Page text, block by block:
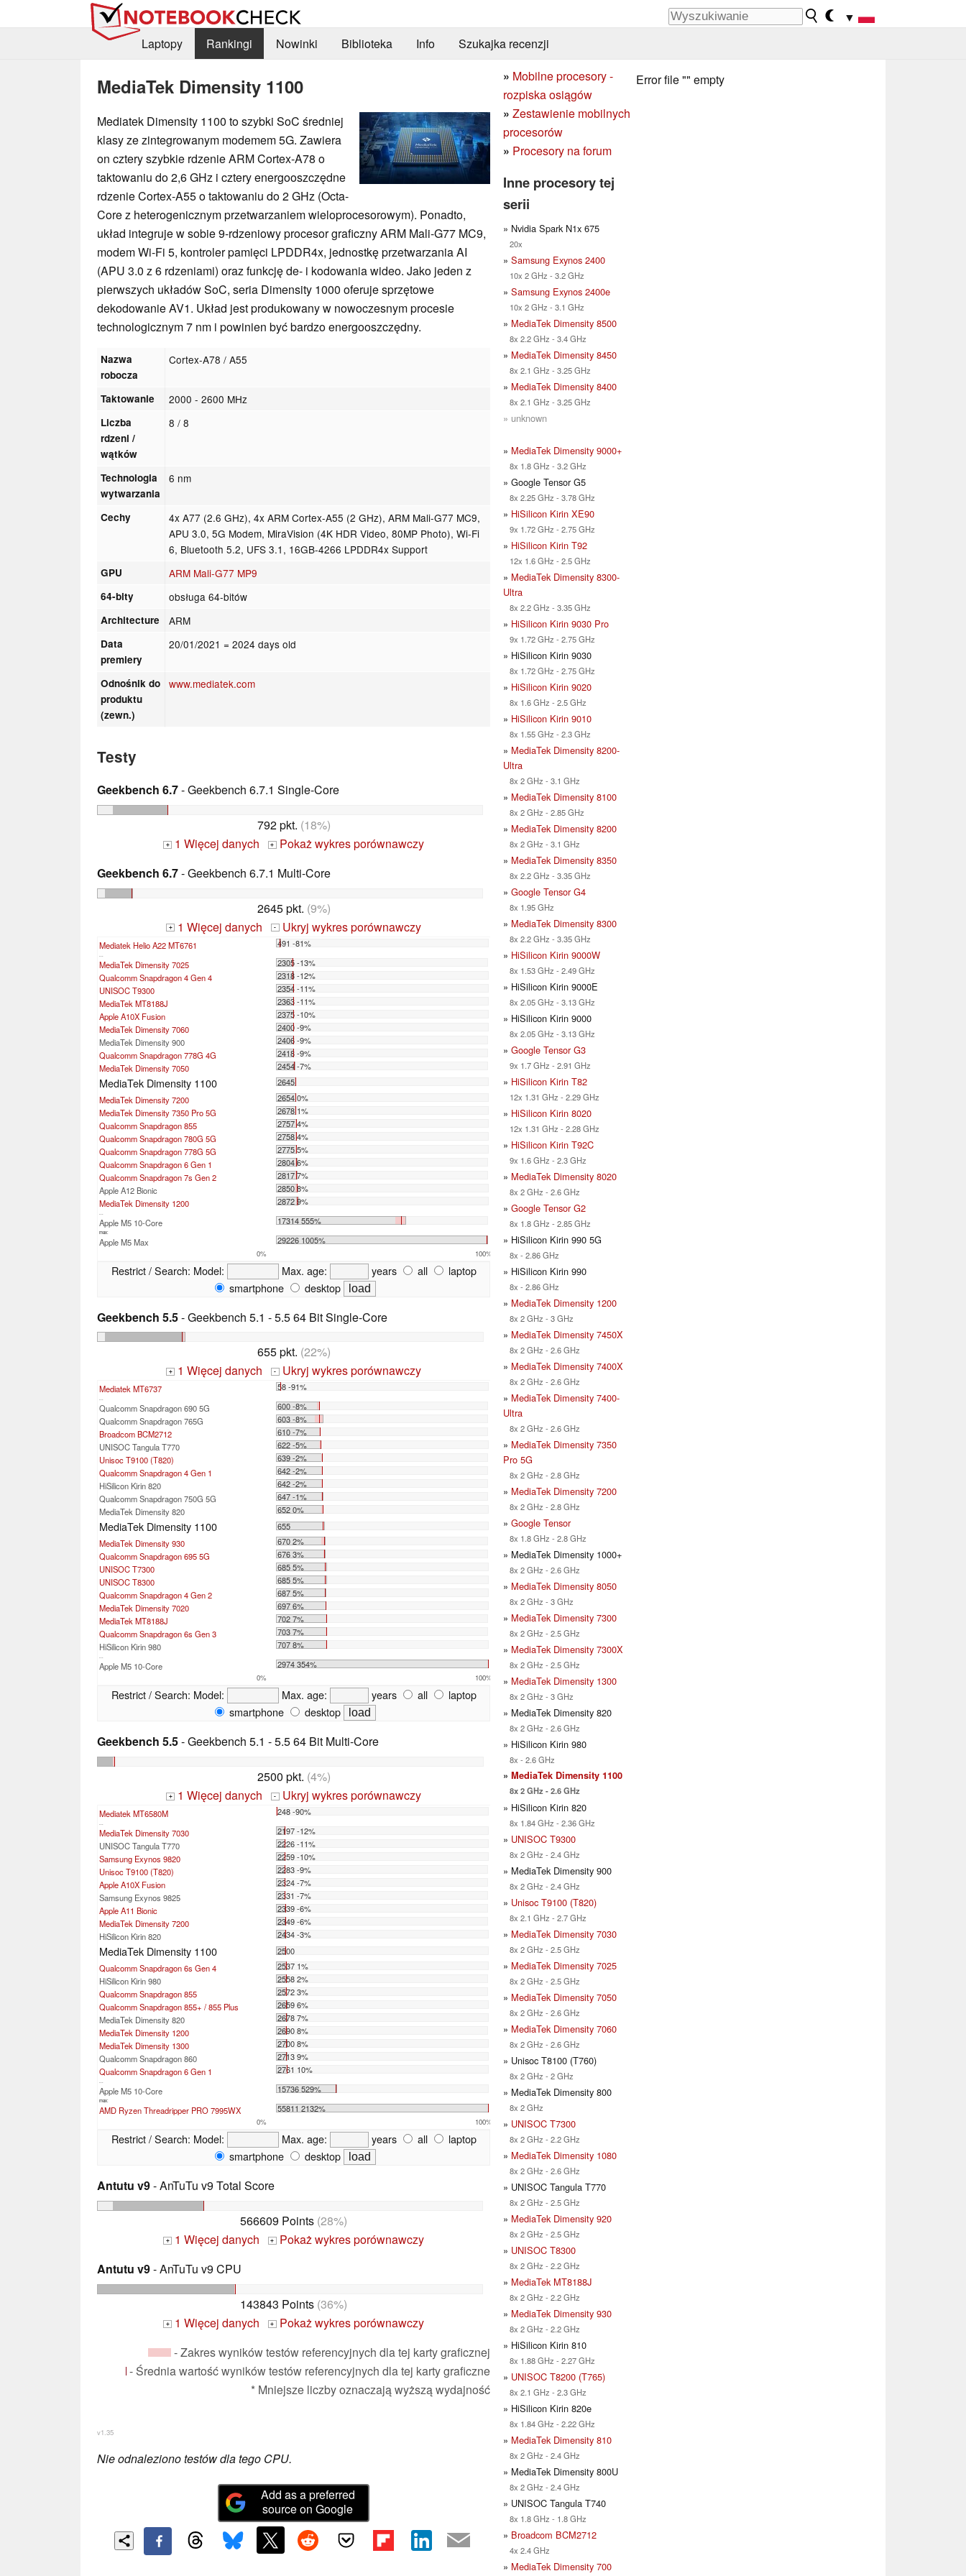
▼
Laptopy
Rankingi Nowinki Biblioteka Info Szukajka recenzji
MediaTek Dimensity 1100
Mediatek Dimensity 1100 to szybki SoC średniej
klasy ze zintegrowanym modemem 5G. Zawiera
on cztery szybkie rdzenie ARM Cortex-A78 o
taktowaniu do 2,6 GHz i cztery energooszczędne
rdzenie Cortex-A55 o taktowaniu do 2 GHz (Octa-
Core z heterogenicznym przetwarzaniem wieloprocesorowym). Ponadto,
układ integruje w sobie 9-rdzeniowy procesor graficzny ARM Mali-G77 MC9,
modem Wi-Fi 5, kontroler pamięci LPDDR4x, jednostkę przetwarzania AI
(APU 3.0 z 6 rdzeniami) oraz funkcję de- i kodowania wideo. Jako jeden z
pierwszych układów SoC, seria Dimensity 1000 oferuje sprzętowe
dekodowanie AV1. Układ jest produkowany w nowoczesnym procesie
technologicznym 7 nm i powinien być bardzo energooszczędny.
Nazwa
robocza
Cortex-A78 / A55
Taktowanie 2000 - 2600 MHz
Liczba
rdzeni /
wątków
8 / 8
Technologia
wytwarzania
6 nm
Cechy
4x A77 (2.6 GHz), 4x ARM Cortex-A55 (2 GHz), ARM Mali-G77 MC9,
APU 3.0, 5G Modem, MiraVision (4K HDR Video, 80MP Photo), Wi-Fi
6, Bluetooth 5.2, UFS 3.1, 16GB-4266 LPDDR4x Support
GPU ARM Mali-G77 MP9
64-bity obsługa 64-bitów
Architecture ARM
Data
premiery
20/01/2021 = 2024 days old
Odnośnik do
produktu
(zewn.)
www.mediatek.com
Testy
Geekbench 6.7- Geekbench 6.7.1 Single-Core
792 pkt. (18%)
+ 1 Więcej danych + Pokaż wykres porównawczy
Geekbench 6.7- Geekbench 6.7.1 Multi-Core
2645 pkt. (9%)
+ 1 Więcej danych - Ukryj wykres porównawczy
Mediatek Helio A22 MT6761 491 -81%
MediaTek Dimensity 7025
2305 -13%
Qualcomm Snapdragon 4 Gen 4
2318 -12%
UNISOC T9300
2354 -11%
MediaTek MT8188J
2363 -11%
Apple A10X Fusion
2375 -10%
MediaTek Dimensity 7060
2400 -9%
MediaTek Dimensity 900
2406 -9%
Qualcomm Snapdragon 778G 4G
2418 -9%
MediaTek Dimensity 7050
2454 -7%
MediaTek Dimensity 1100
2645
MediaTek Dimensity 7200
2654 0%
MediaTek Dimensity 7350 Pro 5G
2678 1%
Qualcomm Snapdragon 855
2757 4%
Qualcomm Snapdragon 780G 5G
2758 4%
Qualcomm Snapdragon 778G 5G
2775 5%
Qualcomm Snapdragon 6 Gen 1
2804 6%
Qualcomm Snapdragon 7s Gen 2
2817 7%
Apple A12 Bionic
2850 8%
MediaTek Dimensity 1200
2872 9%
Apple M5 10-Core 17314 555%
max:
Apple M5 Max 29226 1005%
0% 100%
Restrict / Search: Model: Max. age: years all
laptop
smartphone
desktop
Geekbench 5.5- Geekbench 5.1 - 5.5 64 Bit Single-Core
655 pkt. (22%)
+ 1 Więcej danych - Ukryj wykres porównawczy
Mediatek MT6737 58 -91%
...
Qualcomm Snapdragon 690 5G
600 -8%
Qualcomm Snapdragon 765G
603 -8%
Broadcom BCM2712
610 -7%
UNISOC Tangula T770
622 -5%
Unisoc T9100 (T820)
639 -2%
Qualcomm Snapdragon 4 Gen 1
642 -2%
HiSilicon Kirin 820
642 -2%
Qualcomm Snapdragon 750G 5G
647 -1%
MediaTek Dimensity 820
652 0%
MediaTek Dimensity 1100
655
MediaTek Dimensity 930
670 2%
Qualcomm Snapdragon 695 5G
676 3%
UNISOC T7300
685 5%
UNISOC T8300
685 5%
Qualcomm Snapdragon 4 Gen 2
687 5%
MediaTek Dimensity 7020
697 6%
MediaTek MT8188J
702 7%
Qualcomm Snapdragon 6s Gen 3
703 7%
HiSilicon Kirin 980
707 8%
...
Apple M5 10-Core 2974 354%
0% 100%
Restrict / Search: Model: Max. age: years all
laptop
smartphone
desktop
Geekbench 5.5- Geekbench 5.1 - 5.5 64 Bit Multi-Core
2500 pkt. (4%)
+ 1 Więcej danych - Ukryj wykres porównawczy
Mediatek MT6580M 248 -90%
...
MediaTek Dimensity 7030
2197 -12%
UNISOC Tangula T770
2226 -11%
Samsung Exynos 9820
2259 -10%
Unisoc T9100 (T820)
2283 -9%
Apple A10X Fusion
2324 -7%
Samsung Exynos 9825
2331 -7%
Apple A11 Bionic
2339 -6%
MediaTek Dimensity 7200
2349 -6%
HiSilicon Kirin 820
2434 -3%
MediaTek Dimensity 1100
2500
Qualcomm Snapdragon 6s Gen 4
2537 1%
HiSilicon Kirin 980
2558 2%
Qualcomm Snapdragon 855
2572 3%
Qualcomm Snapdragon 855+ / 855 Plus
2659 6%
MediaTek Dimensity 820
2678 7%
MediaTek Dimensity 1200
2690 8%
MediaTek Dimensity 1300
2700 8%
Qualcomm Snapdragon 860
2713 9%
Qualcomm Snapdragon 6 Gen 1
2761 10%
...
Apple M5 10-Core 15736 529%
max:
AMD Ryzen Threadripper PRO 7995WX 55811 2132%
0% 100%
Restrict / Search: Model: Max. age: years all
laptop
smartphone
desktop
Antutu v9- AnTuTu v9 Total Score
566609 Points (28%)
+ 1 Więcej danych + Pokaż wykres porównawczy
Antutu v9- AnTuTu v9 CPU
143843 Points (36%)
+ 1 Więcej danych + Pokaż wykres porównawczy
- Zakres wyników testów referencyjnych dla tej karty graficznej
- Średnia wartość wyników testów referencyjnych dla tej karty graficzne
* Mniejsze liczby oznaczają wyższą wydajność
v1.35
Nie odnaleziono testów dla tego CPU.
Add as a preferred
source on Google
» Mobilne procesory -
rozpiska osiągów
» Zestawienie mobilnych
procesorów
» Procesory na forum
Inne procesory tej
serii
» Nvidia Spark N1x 675
20x
» Samsung Exynos 2400
10x 2 GHz - 3.2 GHz
» Samsung Exynos 2400e
10x 2 GHz - 3.1 GHz
» MediaTek Dimensity 8500
8x 2.2 GHz - 3.4 GHz
» MediaTek Dimensity 8450
8x 2.1 GHz - 3.25 GHz
» MediaTek Dimensity 8400
8x 2.1 GHz - 3.25 GHz
» unknown
» MediaTek Dimensity 9000+
8x 1.8 GHz - 3.2 GHz
» Google Tensor G5
8x 2.25 GHz - 3.78 GHz
» HiSilicon Kirin XE90
9x 1.72 GHz - 2.75 GHz
» HiSilicon Kirin T92
12x 1.6 GHz - 2.5 GHz
» MediaTek Dimensity 8300-
Ultra
8x 2.2 GHz - 3.35 GHz
» HiSilicon Kirin 9030 Pro
9x 1.72 GHz - 2.75 GHz
» HiSilicon Kirin 9030
8x 1.72 GHz - 2.75 GHz
» HiSilicon Kirin 9020
8x 1.6 GHz - 2.5 GHz
» HiSilicon Kirin 9010
8x 1.55 GHz - 2.3 GHz
» MediaTek Dimensity 8200-
Ultra
8x 2 GHz - 3.1 GHz
» MediaTek Dimensity 8100
8x 2 GHz - 2.85 GHz
» MediaTek Dimensity 8200
8x 2 GHz - 3.1 GHz
» MediaTek Dimensity 8350
8x 2.2 GHz - 3.35 GHz
» Google Tensor G4
8x 1.95 GHz
» MediaTek Dimensity 8300
8x 2.2 GHz - 3.35 GHz
» HiSilicon Kirin 9000W
8x 1.53 GHz - 2.49 GHz
» HiSilicon Kirin 9000E
8x 2.05 GHz - 3.13 GHz
» HiSilicon Kirin 9000
8x 2.05 GHz - 3.13 GHz
» Google Tensor G3
9x 1.7 GHz - 2.91 GHz
» HiSilicon Kirin T82
12x 1.31 GHz - 2.29 GHz
» HiSilicon Kirin 8020
12x 1.31 GHz - 2.28 GHz
» HiSilicon Kirin T92C
9x 1.6 GHz - 2.3 GHz
» MediaTek Dimensity 8020
8x 2 GHz - 2.6 GHz
» Google Tensor G2
8x 1.8 GHz - 2.85 GHz
» HiSilicon Kirin 990 5G
8x - 2.86 GHz
» HiSilicon Kirin 990
8x - 2.86 GHz
» MediaTek Dimensity 1200
8x 2 GHz - 3 GHz
» MediaTek Dimensity 7450X
8x 2 GHz - 2.6 GHz
» MediaTek Dimensity 7400X
8x 2 GHz - 2.6 GHz
» MediaTek Dimensity 7400-
Ultra
8x 2 GHz - 2.6 GHz
» MediaTek Dimensity 7350
Pro 5G
8x 2 GHz - 2.8 GHz
» MediaTek Dimensity 7200
8x 2 GHz - 2.8 GHz
» Google Tensor
8x 1.8 GHz - 2.8 GHz
» MediaTek Dimensity 1000+
8x 2 GHz - 2.6 GHz
» MediaTek Dimensity 8050
8x 2 GHz - 3 GHz
» MediaTek Dimensity 7300
8x 2 GHz - 2.5 GHz
» MediaTek Dimensity 7300X
8x 2 GHz - 2.5 GHz
» MediaTek Dimensity 1300
8x 2 GHz - 3 GHz
» MediaTek Dimensity 820
8x 2 GHz - 2.6 GHz
» HiSilicon Kirin 980
8x - 2.6 GHz
» MediaTek Dimensity 1100
8x 2 GHz - 2.6 GHz
» HiSilicon Kirin 820
8x 1.84 GHz - 2.36 GHz
» UNISOC T9300
8x 2 GHz - 2.4 GHz
» MediaTek Dimensity 900
8x 2 GHz - 2.4 GHz
» Unisoc T9100 (T820)
8x 2.1 GHz - 2.7 GHz
» MediaTek Dimensity 7030
8x 2 GHz - 2.5 GHz
» MediaTek Dimensity 7025
8x 2 GHz - 2.5 GHz
» MediaTek Dimensity 7050
8x 2 GHz - 2.6 GHz
» MediaTek Dimensity 7060
8x 2 GHz - 2.6 GHz
» Unisoc T8100 (T760)
8x 2 GHz - 2 GHz
» MediaTek Dimensity 800
8x 2 GHz
» UNISOC T7300
8x 2 GHz - 2.2 GHz
» MediaTek Dimensity 1080
8x 2 GHz - 2.6 GHz
» UNISOC Tangula T770
8x 2 GHz - 2.5 GHz
» MediaTek Dimensity 920
8x 2 GHz - 2.5 GHz
» UNISOC T8300
8x 2 GHz - 2.2 GHz
» MediaTek MT8188J
8x 2 GHz - 2.2 GHz
» MediaTek Dimensity 930
8x 2 GHz - 2.2 GHz
» HiSilicon Kirin 810
8x 1.88 GHz - 2.27 GHz
» UNISOC T8200 (T765)
8x 2.1 GHz - 2.3 GHz
» HiSilicon Kirin 820e
8x 1.84 GHz - 2.22 GHz
» MediaTek Dimensity 810
8x 2 GHz - 2.4 GHz
» MediaTek Dimensity 800U
8x 2 GHz - 2.4 GHz
» UNISOC Tangula T740
8x 1.8 GHz - 1.8 GHz
» Broadcom BCM2712
4x 2.4 GHz
» MediaTek Dimensity 700
Error file "" empty